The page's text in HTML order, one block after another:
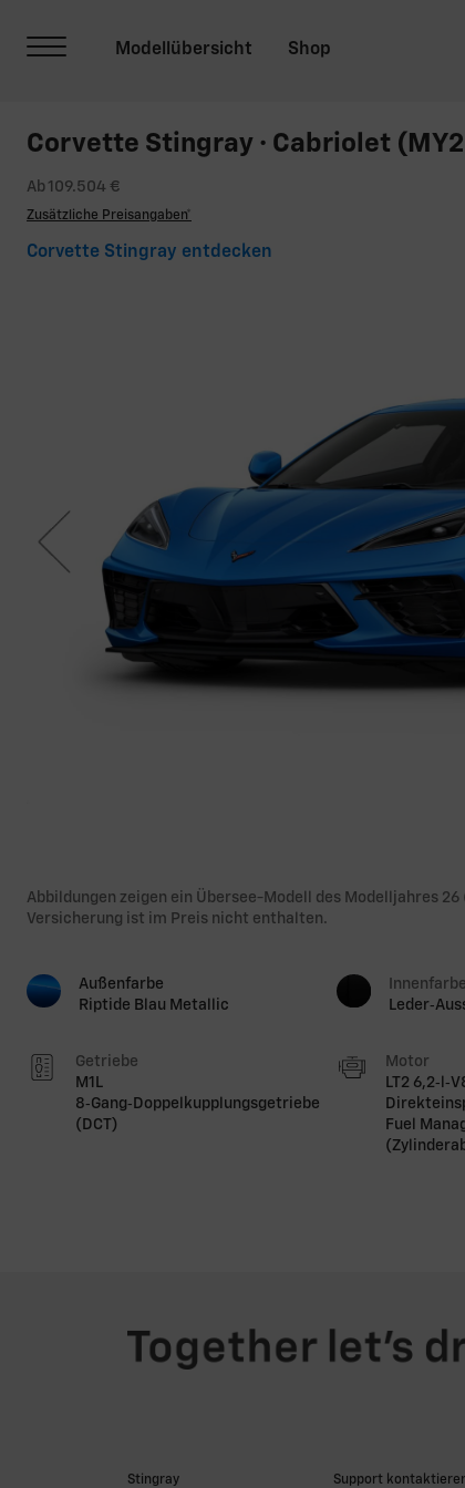
Corvette Stingray · Cabriolet
Ab 109.504 €
Zusätzliche Preisangaben*
Corvette Stingray entdecken
Abbildungen zeigen ein Übersee-Modell des Modelljahres
Versicherung ist im Preis nicht enthalten.
Außenfarbe
Riptide Blau Metallic
Innenfarbe
Getriebe
M1L
8‑Gang‑Doppelkupplungsgetriebe
(DCT)
Motor
LT2
Fuel